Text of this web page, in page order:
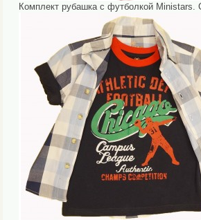
Комплект рубашка с футболкой Ministars.